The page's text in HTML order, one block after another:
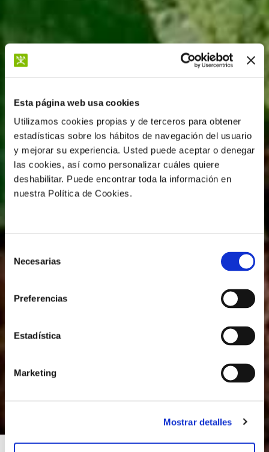
Esta página web usa cookies
Utilizamos cookies propias y de terceros para obtener
estadísticas sobre los hábitos de navegación del usuario
y mejorar su experiencia. Usted puede aceptar o denegar
las cookies, así como personalizar cuáles quiere
deshabilitar. Puede encontrar toda la información en
nuestra Política de Cookies.
Necesarias
Preferencias
Estadística
Marketing
Mostrar detalles